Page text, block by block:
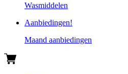
Wasmiddelen
Aanbiedingen!
Maand aanbiedingen